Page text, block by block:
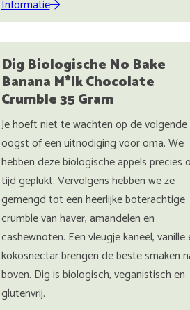
Informatie
Dig Biologische No Bake
Banana M*lk Chocolate
Crumble 35 Gram
Je hoeft niet te wachten op de volgende
oogst of een uitnodiging voor oma. We
hebben deze biologische appels precies
tijd geplukt. Vervolgens hebben we ze
gemengd tot een heerlijke boterachtige
crumble van haver, amandelen en
cashewnoten. Een vleugje kaneel, vanille
kokosnectar brengen de beste smaken
boven. Dig is biologisch, veganistisch en
glutenvrij.